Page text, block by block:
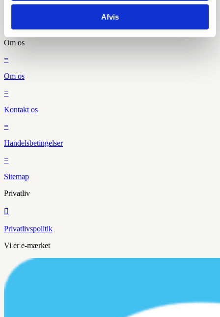
Afvis
Om os
=
Om os
=
Kontakt os
=
Handelsbetingelser
=
Sitemap
Privatliv

Privatlivspolitik
Vi er e-mærket